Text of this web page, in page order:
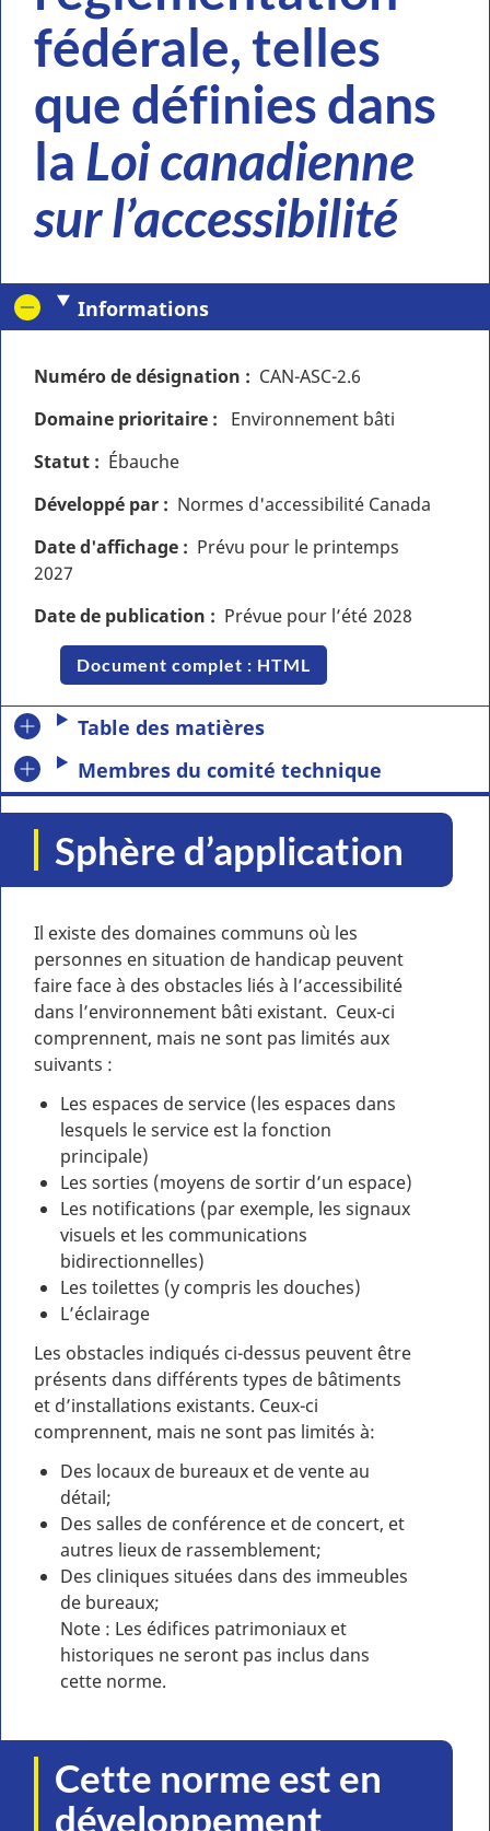
fédérale, telles
que définies dans
la Loi canadienne
sur l’accessibilité
Informations
Numéro de désignation
CAN-ASC-2.6
Domaine prioritaire
Environnement bâti
Statut
Ébauche
Développé par
Normes d'accessibilité Canada
Date d'affichage
Prévu pour le printemps
2027
Date de publication
Prévue pour l’été 2028
Document complet : HTML
Table des matières
Membres du comité technique
Sphère d’application
Il existe des domaines communs où les
personnes en situation de handicap peuvent
faire face à des obstacles liés à l’accessibilité
dans l’environnement bâti existant. Ceux-ci
comprennent, mais ne sont pas limités aux
suivants :
Les espaces de service (les espaces dans
lesquels le service est la fonction
principale)
Les sorties (moyens de sortir d’un espace)
Les notifications (par exemple, les signaux
visuels et les communications
bidirectionnelles)
Les toilettes (y compris les douches)
L’éclairage
Les obstacles indiqués ci-dessus peuvent être
présents dans différents types de bâtiments
et d’installations existants. Ceux-ci
comprennent, mais ne sont pas limités à:
Des locaux de bureaux et de vente au
détail;
Des salles de conférence et de concert, et
autres lieux de rassemblement;
Des cliniques situées dans des immeubles
de bureaux;
Note : Les édifices patrimoniaux et
historiques ne seront pas inclus dans
cette norme.
Cette norme est en
développement